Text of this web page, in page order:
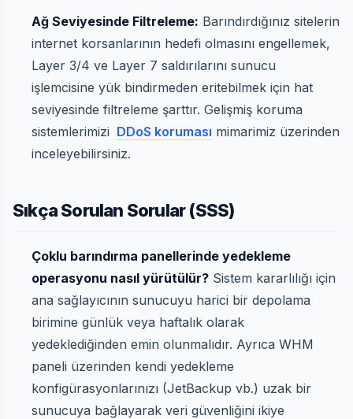
Ağ Seviyesinde Filtreleme: Barındırdığınız sitelerin
internet korsanlarının hedefi olmasını engellemek,
Layer 3/4 ve Layer 7 saldırılarını sunucu
işlemcisine yük bindirmeden eritebilmek için hat
seviyesinde filtreleme şarttır. Gelişmiş koruma
sistemlerimizi DDoS koruması mimarimiz üzerinden
inceleyebilirsiniz.
Sıkça Sorulan Sorular (SSS)
Çoklu barındırma panellerinde yedekleme
operasyonu nasıl yürütülür? Sistem kararlılığı için
ana sağlayıcının sunucuyu harici bir depolama
birimine günlük veya haftalık olarak
yedeklediğinden emin olunmalıdır. Ayrıca WHM
paneli üzerinden kendi yedekleme
konfigürasyonlarınızı (JetBackup vb.) uzak bir
sunucuya bağlayarak veri güvenliğini ikiye